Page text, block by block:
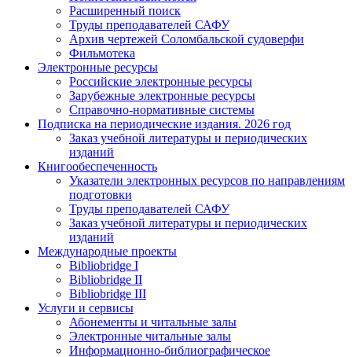
Расширенный поиск
Труды преподавателей САФУ
Архив чертежей Соломбальской судоверфи
Фильмотека
Электронные ресурсы
Российские электронные ресурсы
Зарубежные электронные ресурсы
Справочно-нормативные системы
Подписка на периодические издания. 2026 год
Заказ учебной литературы и периодических
изданий
Книгообеспеченность
Указатели электронных ресурсов по направлениям
подготовки
Труды преподавателей САФУ
Заказ учебной литературы и периодических
изданий
Международные проекты
Bibliobridge I
Bibliobridge II
Bibliobridge III
Услуги и сервисы
Абонементы и читальные залы
Электронные читальные залы
Информационно-библиографическое